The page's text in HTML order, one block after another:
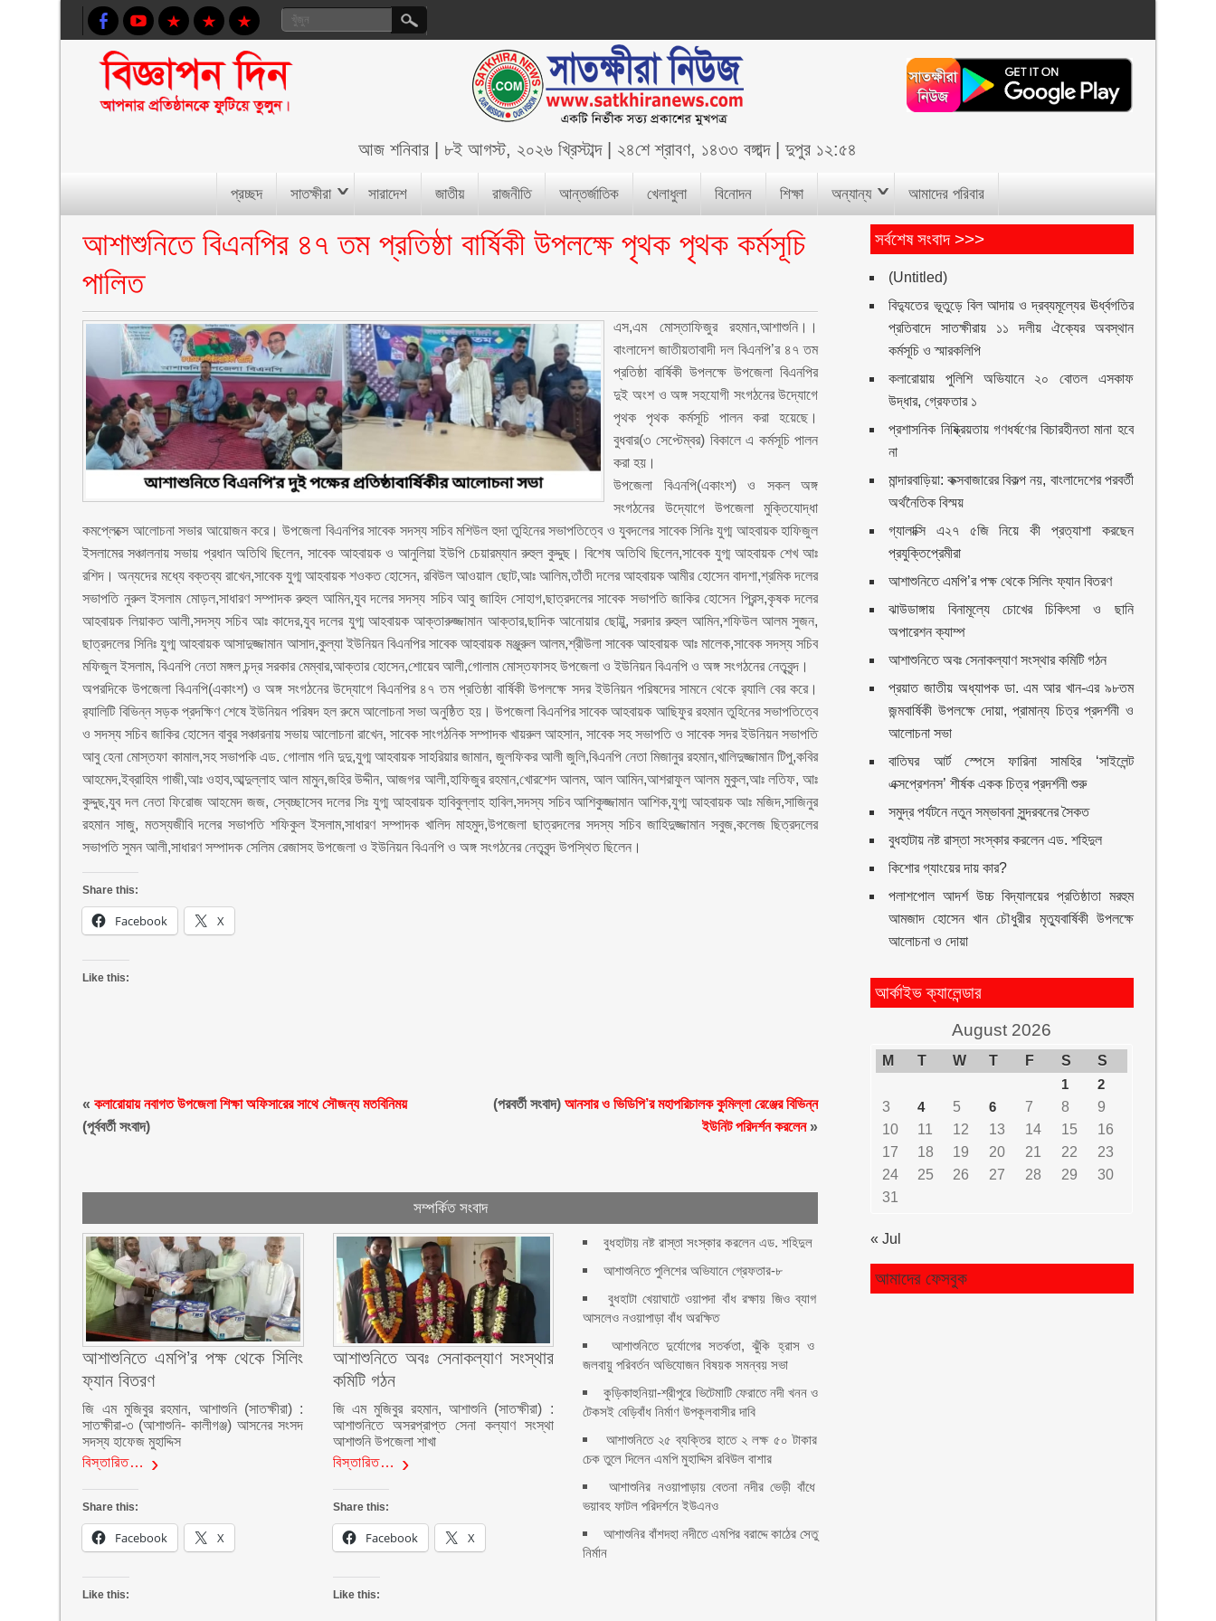
আজশনিবার ৮ই আগস্ট, ২০২৬ খ্রিস্টাব্দ| ২৪শে শ্রাবণ, ১৪৩৩ বঙ্গাব্দ|দুপুর ১২:৫৪
প্রচ্ছদ সাতক্ষীরা সারাদেশ জাতীয় রাজনীতি আন্তর্জাতিক খেলাধুলা বিনোদন শিক্ষা অন্যান্য আমাদের পরিবার
আশাশুনিতে বিএনপির ৪৭ তম প্রতিষ্ঠা বার্ষিকী উপলক্ষে পৃথক পৃথক কর্মসূচি
পালিত
এস,এম মোস্তাফিজুর রহমান,আশাশুনি।।
বাংলাদেশ জাতীয়তাবাদী দল বিএনপি’র ৪৭ তম
প্রতিষ্ঠা বার্ষিকী উপলক্ষে উপজেলা বিএনপির
দুই অংশ ও অঙ্গ সহযোগী সংগঠনের উদ্যোগে
পৃথক পৃথক কর্মসূচি পালন করা হয়েছে।
বুধবার(৩ সেপ্টেম্বর) বিকালে এ কর্মসূচি পালন
করা হয়।
উপজেলা বিএনপি(একাংশ) ও সকল অঙ্গ
সংগঠনের উদ্যোগে উপজেলা মুক্তিযোদ্ধা
কমপ্লেক্সে আলোচনা সভার আয়োজন করে। উপজেলা বিএনপির সাবেক সদস্য সচিব মশিউল হুদা তুহিনের সভাপতিত্বে ও যুবদলের সাবেক সিনিঃ যুগ্ম আহবায়ক হাফিজুল
ইসলামের সঞ্চালনায় সভায় প্রধান অতিথি ছিলেন, সাবেক আহবায়ক ও আনুলিয়া ইউপি চেয়ারম্যান রুহুল কুদ্দুছ। বিশেষ অতিথি ছিলেন,সাবেক যুগ্ম আহবায়ক শেখ আঃ
রশিদ। অন্যদের মধ্যে বক্তব্য রাখেন,সাবেক যুগ্ম আহবায়ক শওকত হোসেন, রবিউল আওয়াল ছোট,আঃ আলিম,তাঁতী দলের আহবায়ক আমীর হোসেন বাদশা,শ্রমিক দলের
সভাপতি নুরুল ইসলাম মোড়ল,সাধারণ সম্পাদক রুহুল আমিন,যুব দলের সদস্য সচিব আবু জাহিদ সোহাগ,ছাত্রদলের সাবেক সভাপতি জাকির হোসেন প্রিন্স,কৃষক দলের
আহবায়ক লিয়াকত আলী,সদস্য সচিব আঃ কাদের,যুব দলের যুগ্ম আহবায়ক আক্তারুজ্জামান আক্তার,ছাদিক আনোয়ার ছোট্টু, সরদার রুহুল আমিন,শফিউল আলম সুজন,
ছাত্রদলের সিনিঃ যুগ্ম আহবায়ক আসাদুজ্জামান আসাদ,কুল্যা ইউনিয়ন বিএনপির সাবেক আহবায়ক মঞ্জুরুল আলম,শ্রীউলা সাবেক আহবায়ক আঃ মালেক,সাবেক সদস্য সচিব
মফিজুল ইসলাম, বিএনপি নেতা মঙ্গল চন্দ্র সরকার মেম্বার,আক্তার হোসেন,শোয়েব আলী,গোলাম মোস্তফাসহ উপজেলা ও ইউনিয়ন বিএনপি ও অঙ্গ সংগঠনের নেতৃবৃন্দ।
অপরদিকে উপজেলা বিএনপি(একাংশ) ও অঙ্গ সংগঠনের উদ্যোগে বিএনপির ৪৭ তম প্রতিষ্ঠা বার্ষিকী উপলক্ষে সদর ইউনিয়ন পরিষদের সামনে থেকে র‍্যালি বের করে।
র‍্যালিটি বিভিন্ন সড়ক প্রদক্ষিণ শেষে ইউনিয়ন পরিষদ হল রুমে আলোচনা সভা অনুষ্ঠিত হয়। উপজেলা বিএনপির সাবেক আহবায়ক আছিফুর রহমান তুহিনের সভাপতিত্বে
ও সদস্য সচিব জাকির হোসেন বাবুর সঞ্চারনায় সভায় আলোচনা রাখেন, সাবেক সাংগঠনিক সম্পাদক খায়রুল আহসান, সাবেক সহ সভাপতি ও সাবেক সদর ইউনিয়ন সভাপতি
আবু হেনা মোস্তফা কামাল,সহ সভাপকি এড. গোলাম গনি দুদু,যুগ্ম আহবায়ক সাহরিয়ার জামান, জুলফিকর আলী জুলি,বিএনপি নেতা মিজানুর রহমান,খালিদুজ্জামান টিপু,কবির
আহমেদ,ইব্রাহিম গাজী,আঃ ওহাব,আব্দুল্লাহ আল মামুন,জহির উদ্দীন, আজগর আলী,হাফিজুর রহমান,খোরশেদ আলম, আল আমিন,আশরাফুল আলম মুকুল,আঃ লতিফ, আঃ
কুদ্দুছ,যুব দল নেতা ফিরোজ আহমেদ জজ, স্বেচ্ছাসেব দলের সিঃ যুগ্ম আহবায়ক হাবিবুল্লাহ হাবিল,সদস্য সচিব আশিকুজ্জামান আশিক,যুগ্ম আহবায়ক আঃ মজিদ,সাজিনুর
রহমান সাজু, মতস্যজীবি দলের সভাপতি শফিকুল ইসলাম,সাধারণ সম্পাদক খালিদ মাহমুদ,উপজেলা ছাত্রদলের সদস্য সচিব জাহিদুজ্জামান সবুজ,কলেজ ছিত্রদলের
সভাপতি সুমন আলী,সাধারণ সম্পাদক সেলিম রেজাসহ উপজেলা ও ইউনিয়ন বিএনপি ও অঙ্গ সংগঠনের নেতৃবৃন্দ উপস্থিত ছিলেন।
Share this:
Facebook X
Like this:
«কলারোয়ায় নবাগত উপজেলা শিক্ষা অফিসারের সাথে সৌজন্য মতবিনিময়
(পূর্ববর্তী সংবাদ)
(পরবর্তী সংবাদ)আনসার ও ভিডিপি’র মহাপরিচালক কুমিল্লা রেঞ্জের বিভিন্ন
ইউনিট পরিদর্শন করলেন»
সম্পর্কিত সংবাদ
আশাশুনিতে এমপি’র পক্ষ থেকে সিলিং
ফ্যান বিতরণ
জি এম মুজিবুর রহমান, আশাশুনি (সাতক্ষীরা) :
সাতক্ষীরা-৩ (আশাশুনি- কালীগঞ্জ) আসনের সংসদ
সদস্য হাফেজ মুহাদ্দিস
বিস্তারিত…
Share this:
Facebook X
Like this:
আশাশুনিতে অবঃ সেনাকল্যাণ সংস্থার
কমিটি গঠন
জি এম মুজিবুর রহমান, আশাশুনি (সাতক্ষীরা) :
আশাশুনিতে অসরপ্রাপ্ত সেনা কল্যাণ সংস্থা
আশাশুনি উপজেলা শাখা
বিস্তারিত…
Share this:
Facebook X
Like this:
বুধহাটায় নষ্ট রাস্তা সংস্কার করলেন এড. শহিদুল
আশাশুনিতে পুলিশের অভিযানে গ্রেফতার-৮
বুধহাটা খেয়াঘাটে ওয়াপদা বাঁধ রক্ষায় জিও ব্যাগ
আসলেও নওয়াপাড়া বাঁধ অরক্ষিত
আশাশুনিতে দুর্যোগের সতর্কতা, ঝুঁকি হ্রাস ও
জলবায়ু পরিবর্তন অভিযোজন বিষয়ক সমন্বয় সভা
কুড়িকাহুনিয়া-শ্রীপুরে ভিটেমাটি ফেরাতে নদী খনন ও
টেকসই বেড়িবাঁধ নির্মাণ উপকূলবাসীর দাবি
আশাশুনিতে ২৫ ব্যক্তির হাতে ২ লক্ষ ৫০ টাকার
চেক তুলে দিলেন এমপি মুহাদ্দিস রবিউল বাশার
আশাশুনির নওয়াপাড়ায় বেতনা নদীর ভেড়ী বাঁধে
ভয়াবহ ফাটল পরিদর্শনে ইউএনও
আশাশুনির বাঁশদহা নদীতে এমপির বরাদ্দে কাঠের সেতু
নির্মান
সর্বশেষ সংবাদ >>>
(Untitled)
বিদ্যুতের ভূতুড়ে বিল আদায় ও দ্রব্যমূল্যের ঊর্ধ্বগতির
প্রতিবাদে সাতক্ষীরায় ১১ দলীয় ঐক্যের অবস্থান
কর্মসূচি ও স্মারকলিপি
কলারোয়ায় পুলিশি অভিযানে ২০ বোতল এসকাফ
উদ্ধার, গ্রেফতার ১
প্রশাসনিক নিষ্ক্রিয়তায় গণধর্ষণের বিচারহীনতা মানা হবে
না
মান্দারবাড়িয়া: কক্সবাজারের বিকল্প নয়, বাংলাদেশের পরবর্তী
অর্থনৈতিক বিস্ময়
গ্যালাক্সি এ২৭ ৫জি নিয়ে কী প্রত্যাশা করছেন
প্রযুক্তিপ্রেমীরা
আশাশুনিতে এমপি’র পক্ষ থেকে সিলিং ফ্যান বিতরণ
ঝাউডাঙ্গায় বিনামূল্যে চোখের চিকিৎসা ও ছানি
অপারেশন ক্যাম্প
আশাশুনিতে অবঃ সেনাকল্যাণ সংস্থার কমিটি গঠন
প্রয়াত জাতীয় অধ্যাপক ডা. এম আর খান-এর ৯৮তম
জন্মবার্ষিকী উপলক্ষে দোয়া, প্রামান্য চিত্র প্রদর্শনী ও
আলোচনা সভা
বাতিঘর আর্ট স্পেসে ফারিনা সামহির ‘সাইলেন্ট
এক্সপ্রেশনস’ শীর্ষক একক চিত্র প্রদর্শনী শুরু
সমুদ্র পর্যটনে নতুন সম্ভাবনা সুন্দরবনের সৈকত
বুধহাটায় নষ্ট রাস্তা সংস্কার করলেন এড. শহিদুল
কিশোর গ্যাংয়ের দায় কার?
পলাশপোল আদর্শ উচ্চ বিদ্যালয়ের প্রতিষ্ঠাতা মরহুম
আমজাদ হোসেন খান চৌধুরীর মৃত্যুবার্ষিকী উপলক্ষে
আলোচনা ও দোয়া
আর্কাইভ ক্যালেন্ডার
August 2026
M T W T F S
S
1
2
3
4 5 6 7 8
9
10
11 12 13 14 15
16
17
18 19 20 21 22
23
24
25 26 27 28 29
30
31
« Jul
আমাদের ফেসবুক